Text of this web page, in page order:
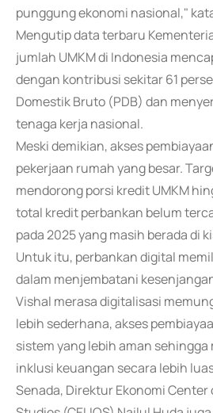
punggung ekonomi nasional,"
Mengutip data terbaru
jumlah UMKM di Indonesia
dengan kontribusi sekitar 61
Domestik Bruto (PDB) dan
tenaga kerja nasional.
Meski demikian, akses
pekerjaan rumah yang besar.
mendorong porsi kredit UMKM
total kredit perbankan belum
pada 2025 yang masih berada di
Untuk itu, perbankan digital
dalam menjembatani
Vishal merasa digitalisasi
lebih sederhana, akses
sistem yang lebih aman
inklusi keuangan secara lebih
Senada, Direktur Ekonomi Center